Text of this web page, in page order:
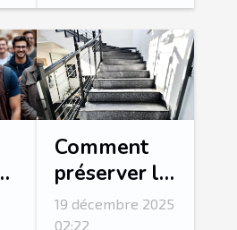
Comment
préserver la
sécurité
19 décembre 2025
02:22